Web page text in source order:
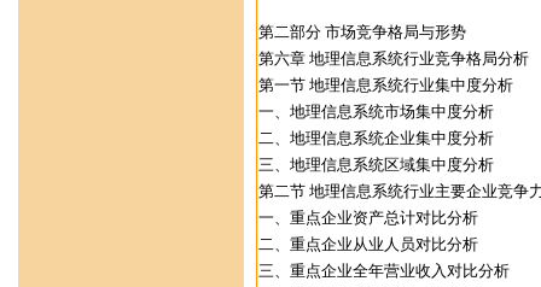
第二部分 市场竞争格局与形势
第六章 地理信息系统行业竞争格局分析
第一节 地理信息系统行业集中度分析
一、地理信息系统市场集中度分析
二、地理信息系统企业集中度分析
三、地理信息系统区域集中度分析
第二节 地理信息系统行业主要企业竞争
一、重点企业资产总计对比分析
二、重点企业从业人员对比分析
三、重点企业全年营业收入对比分析